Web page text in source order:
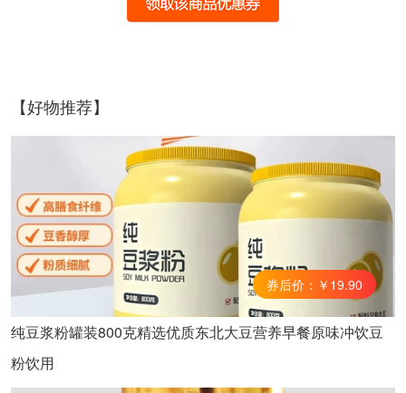
【好物推荐】
券后价：￥19.90
纯豆浆粉罐装800克精选优质东北大豆营养早餐原味冲饮豆
粉饮用